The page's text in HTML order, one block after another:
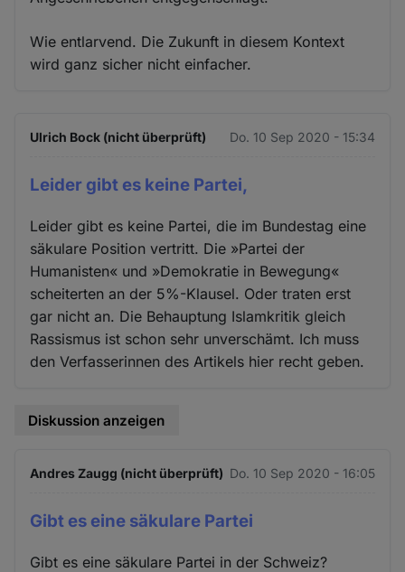
Wie entlarvend. Die Zukunft in diesem Kontext
wird ganz sicher nicht einfacher.
Ulrich Bock (nicht überprüft) Do. 10 Sep 2020 - 15:34
Leider gibt es keine Partei,
Leider gibt es keine Partei, die im Bundestag eine
säkulare Position vertritt. Die »Partei der
Humanisten« und »Demokratie in Bewegung«
scheiterten an der 5%-Klausel. Oder traten erst
gar nicht an. Die Behauptung Islamkritik gleich
Rassismus ist schon sehr unverschämt. Ich muss
den Verfasserinnen des Artikels hier recht geben.
Diskussion anzeigen
Andres Zaugg (nicht überprüft) Do. 10 Sep 2020 - 16:05
Gibt es eine säkulare Partei
Gibt es eine säkulare Partei in der Schweiz?